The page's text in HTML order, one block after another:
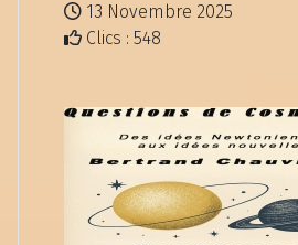
13 Novembre 2025
Clics : 548